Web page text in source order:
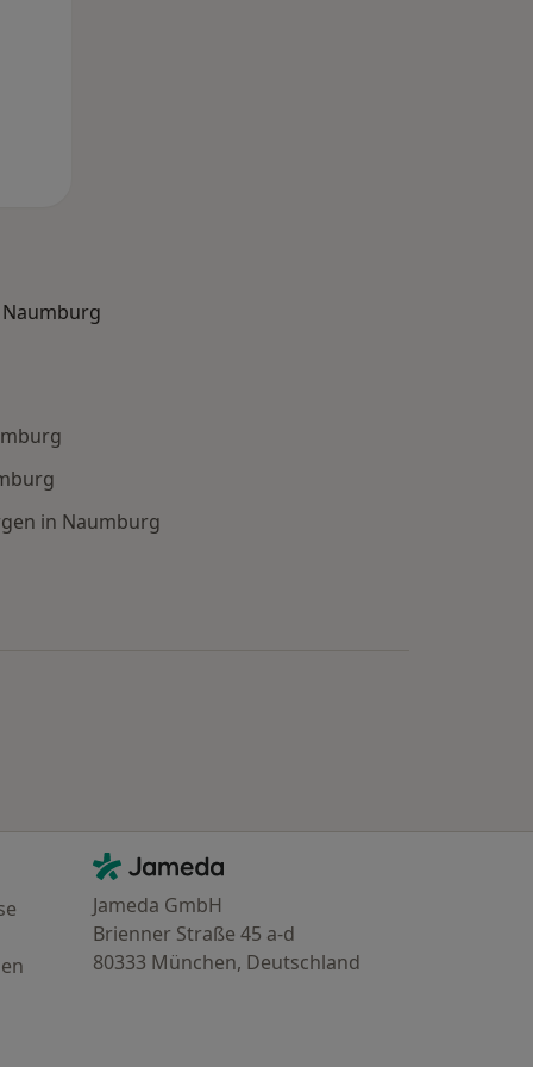
in Naumburg
Kontakt
Jameda - Startseite
Jameda GmbH
Brienner Straße 45 a-d
80333 München, Deutschland